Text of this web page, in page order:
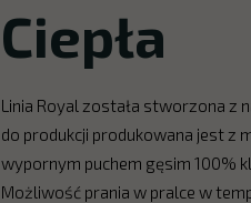
Ciepła
Linia Royal została stworzona z
do produkcji produkowana jest z
wypornym puchem gęsim 100%
Możliwość prania w pralce w